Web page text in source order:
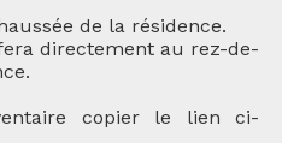
de la résidence.
directement au rez-de-
copier le lien ci-